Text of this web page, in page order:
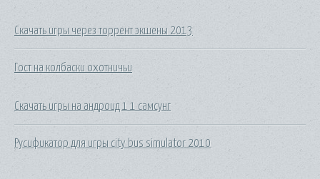
Скачать игры через торрент экшены 2013
Гост на колбаски охотничьи
Скачать игры на андроид 1 1 самсунг
Русификатор для игры city bus simulator 2010